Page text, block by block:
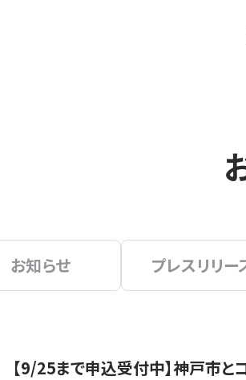
お知らせ プレスリリー
【9/25まで申込受付中】神戸市と